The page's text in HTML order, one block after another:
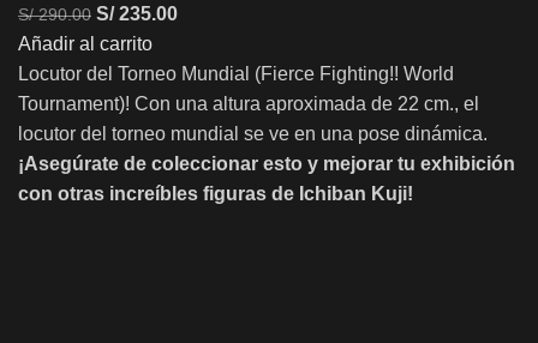
S/290.00 S/235.00
Añadir al carrito
Locutor del Torneo Mundial (Fierce Fighting!! World
Tournament)! Con una altura aproximada de 22 cm., el
locutor del torneo mundial se ve en una pose dinámica.
¡Asegúrate de coleccionar esto y mejorar tu exhibición
con otras increíbles figuras de Ichiban Kuji!